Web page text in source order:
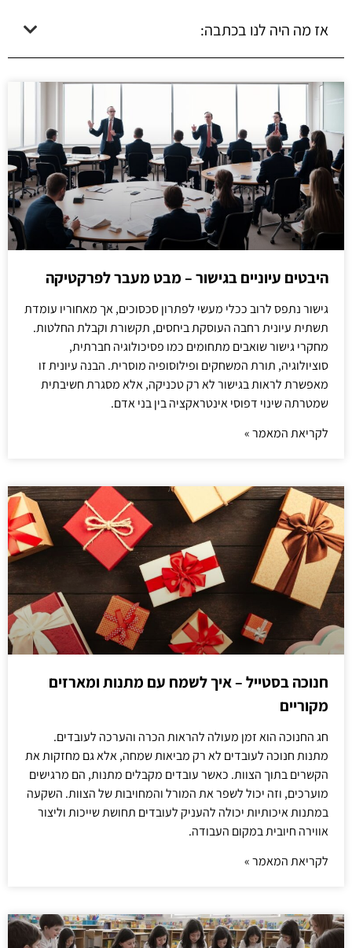
אז מה היה לנו בכתבה:
היבטים עיוניים בגישור – מבט מעבר לפרקטיקה
גישור נתפס לרוב ככלי מעשי לפתרון סכסוכים, אך מאחוריו עומדת
תשתית עיונית רחבה העוסקת ביחסים, תקשורת וקבלת החלטות.
מחקרי גישור שואבים מתחומים כמו פסיכולוגיה חברתית,
סוציולוגיה, תורת המשחקים ופילוסופיה מוסרית. הבנה עיונית זו
מאפשרת לראות בגישור לא רק טכניקה, אלא מסגרת חשיבתית
שמטרתה שינוי דפוסי אינטראקציה בין בני אדם.
לקריאת המאמר »
חנוכה בסטייל – איך לשמח עם מתנות ומארזים
מקוריים
חג החנוכה הוא זמן מעולה להראות הכרה והערכה לעובדים.
מתנות חנוכה לעובדים לא רק מביאות שמחה, אלא גם מחזקות את
הקשרים בתוך הצוות. כאשר עובדים מקבלים מתנות, הם מרגישים
מוערכים, וזה יכול לשפר את המורל והמחויבות של הצוות. השקעה
במתנות איכותיות יכולה להעניק לעובדים תחושת שייכות וליצור
אווירה חיובית במקום העבודה.
לקריאת המאמר »